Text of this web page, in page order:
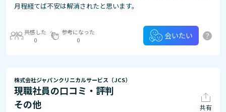
月程経てば不安は解消されたと思います。
共感した
0
参考になった
0
会いたい ?
株式会社ジャパンクリニカルサービス（JCS）
現職社員の口コミ・評判
その他
共有